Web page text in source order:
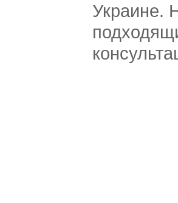
Украине.